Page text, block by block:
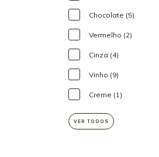
Chocolate (5)
Vermelho (2)
Cinza (4)
Vinho (9)
Creme (1)
VER TODOS